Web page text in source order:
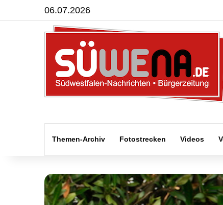
06.07.2026
Themen-Archiv Fotostrecken Videos